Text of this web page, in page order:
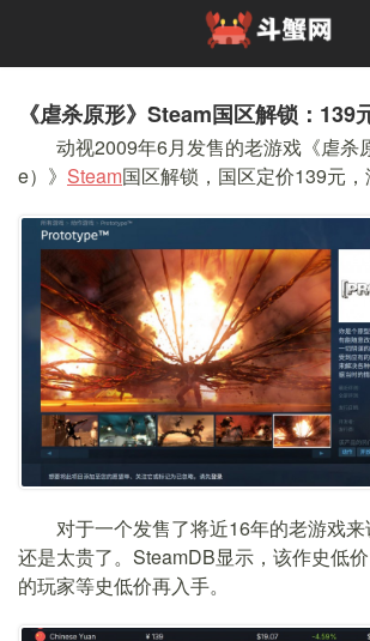
《虐杀原形》Steam国区解锁：139
动视2009年6月发售的老游戏《虐杀
e）》 Steam国区解锁，国区定价139元，
对于一个发售了将近16年的老游戏
还是太贵了。SteamDB显示，该作史低
的玩家等史低价再入手。